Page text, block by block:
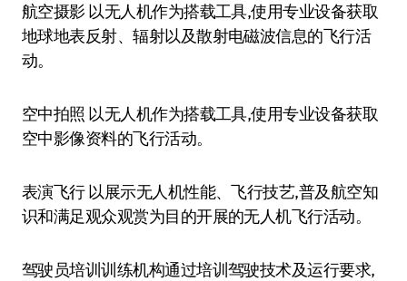
航空摄影 以无人机作为搭载工具,使用专业设备获取
地球地表反射、辐射以及散射电磁波信息的飞行活
动。
空中拍照 以无人机作为搭载工具,使用专业设备获取
空中影像资料的飞行活动。
表演飞行 以展示无人机性能、飞行技艺,普及航空知
识和满足观众观赏为目的开展的无人机飞行活动。
驾驶员培训训练机构通过培训驾驶技术及运行要求,